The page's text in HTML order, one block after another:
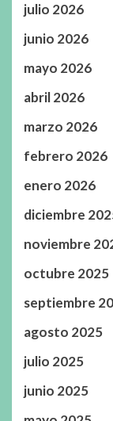
julio 2026
junio 2026
mayo 2026
abril 2026
marzo 2026
febrero 2026
enero 2026
diciembre
noviembre
octubre 2025
septiembre
agosto 2025
julio 2025
junio 2025